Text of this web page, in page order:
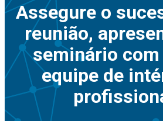
Assegure o
reunião,
seminário com
equipe de